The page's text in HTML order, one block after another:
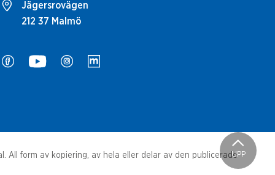
Jägersrovägen
212 37 Malmö
UPP
All form av kopiering, av hela eller delar av den publicerade